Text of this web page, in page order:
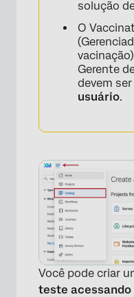
solução
O
Gerente
devem
usuário.
Você pode criar
teste acessando